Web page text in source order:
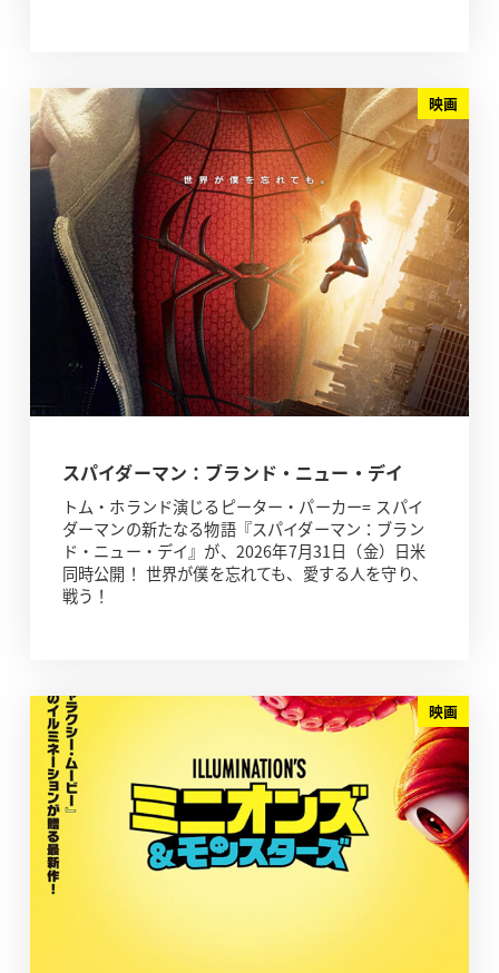
映画
スパイダーマン：ブランド・ニュー・デイ
トム・ホランド演じるピーター・パーカー= スパイ
ダーマンの新たなる物語『スパイダーマン：ブラン
ド・ニュー・デイ』が、2026年7月31日（金）日米
同時公開！ 世界が僕を忘れても、愛する人を守り、
戦う！
映画